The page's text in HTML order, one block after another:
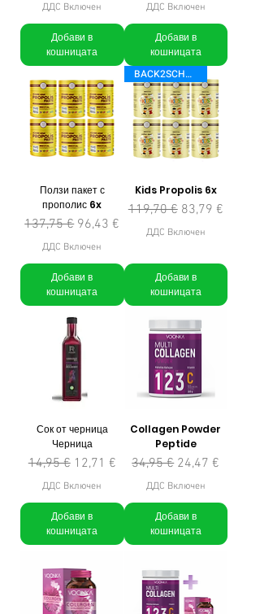
ДДС Включен
Добави в
кошницата
ДДС Включен
Добави в
кошницата
Ползи пакет с
прополис 6x
Редовна цена
137,75 € Продажна цена
96,43 €
ДДС Включен
Добави в
кошницата
BACK2SCHOOL
Kids Propolis 6x
Редовна цена
119,70 € Продажна
83,79 €
ДДС Включен
Добави в
кошницата
Сок от черница
Черница
Редовна цена
14,95 € Продажна цена
12,71 €
ДДС Включен
Добави в
кошницата
Collagen Powder
Peptide
Редовна цена
34,95 € Продажна цена
24,47 €
ДДС Включен
Добави в
кошницата